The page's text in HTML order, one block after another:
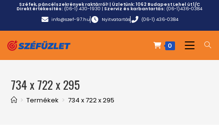
Széfek, páncélszekrények raktárról! | Üzletünk:1062 Budapest Lehel út 1/C
Direkt értékesítés: (06-1) 430-1930 | Szerviz és karbantartás: (06-1)436-0384
info@szef-97.hu
Nyitvatartás (06-1) 436-0384
0
734 x 722 x 295
> Termékek > 734 x 722 x 295